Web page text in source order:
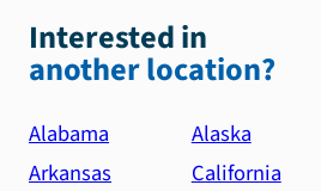
Interested in
another location?
Alabama Alaska
Arkansas
California